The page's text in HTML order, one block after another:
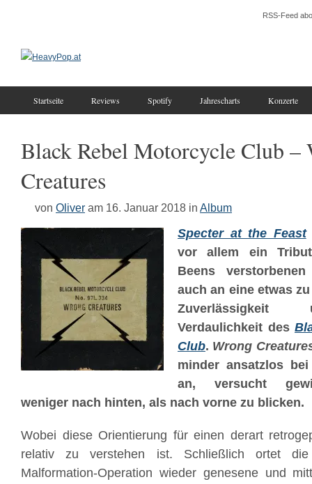
RSS-Feed
Startseite Reviews Spotify Jahrescharts Konzerte
Black Rebel Motorcycle Club –
Creatures
von Oliver am 16. Januar 2018 in Album
Specter at the Feast
vor allem ein
Beens
auch an eine etwas
Zuverlässigkeit
Verdaulichkeit des
Club. Wrong
minder ansatzlos
an, versucht
weniger nach hinten, als nach vorne zu blicken.
Wobei diese Orientierung für einen derart
relativ zu verstehen ist. Schließlich ortet
Malformation-Operation wieder genesene und